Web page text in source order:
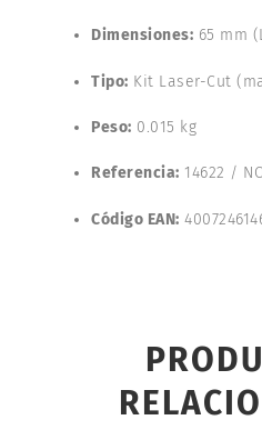
Dimensiones: 65 mm
Tipo: Kit Laser-Cut
Peso: 0.015 kg
Referencia: 14622 /
Código EAN: